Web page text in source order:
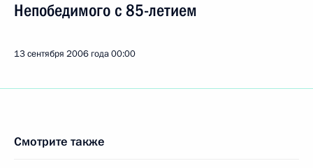
Непобедимого с 85-летием
13 сентября 2006 года00:00
Смотрите также